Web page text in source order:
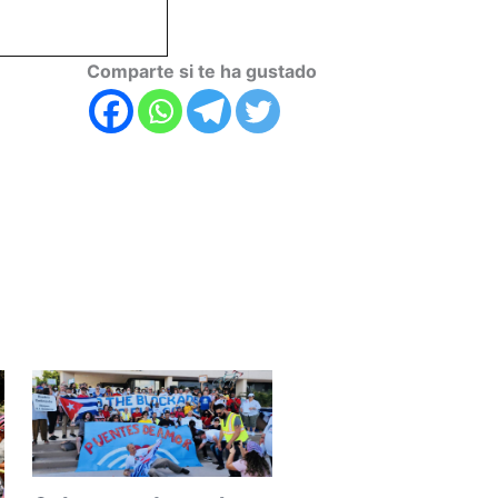
Comparte si te ha gustado